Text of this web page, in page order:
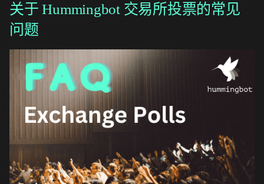
关于 Hummingbot 交易所投票的常见
问题